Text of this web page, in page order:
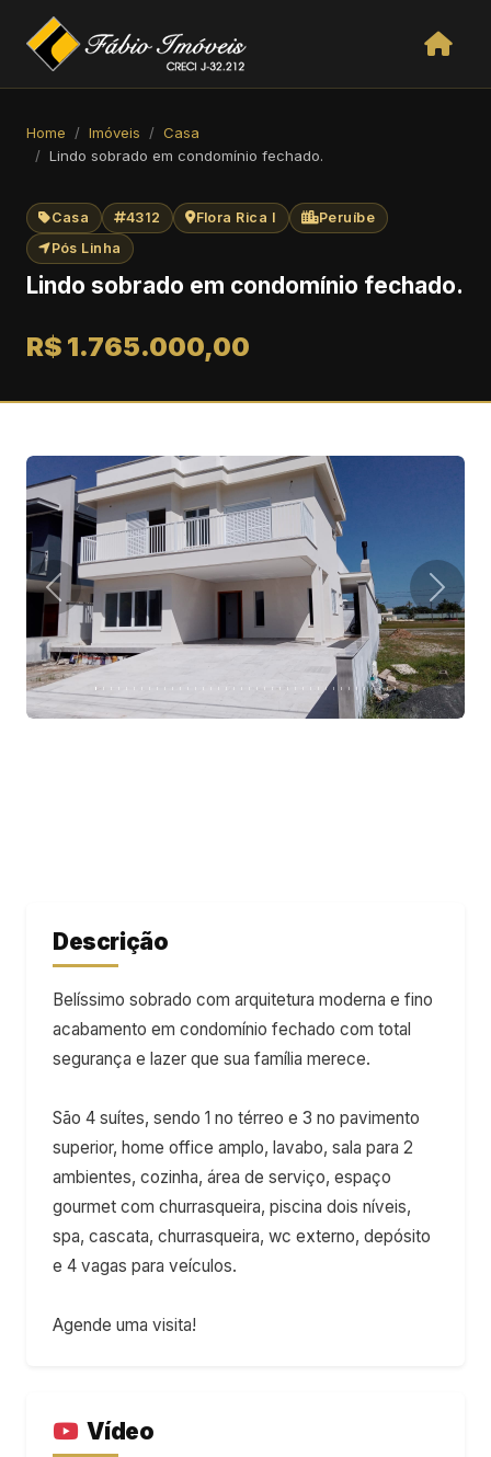
Home Imóveis
Casa
Lindo sobrado em condomínio fechado.
Casa 4312 Flora Rica I
Peruíbe
Pós Linha
Lindo sobrado em condomínio fechado.
R$ 1.765.000,00
Descrição
Belíssimo sobrado com arquitetura moderna e fino
acabamento em condomínio fechado com total
segurança e lazer que sua família merece.
São 4 suítes, sendo 1 no térreo e 3 no pavimento
superior, home office amplo, lavabo, sala para 2
ambientes, cozinha, área de serviço, espaço
gourmet com churrasqueira, piscina dois níveis,
spa, cascata, churrasqueira, wc externo, depósito
e 4 vagas para veículos.
Agende uma visita!
Vídeo